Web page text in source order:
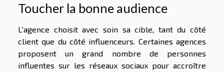
Toucher la bonne audience
L'agence choisit avec soin sa cible, tant du côté
client que du côté influenceurs. Certaines agences
proposent un grand nombre de personnes
influentes sur les réseaux sociaux pour accroître